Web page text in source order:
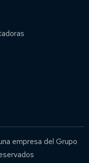
empresa del Grupo